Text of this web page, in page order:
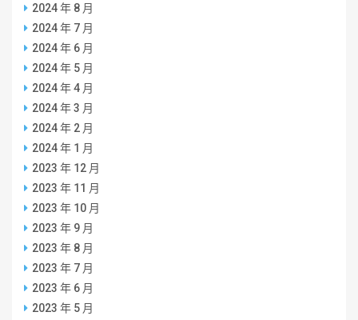
2024 年 8 月
2024 年 7 月
2024 年 6 月
2024 年 5 月
2024 年 4 月
2024 年 3 月
2024 年 2 月
2024 年 1 月
2023 年 12 月
2023 年 11 月
2023 年 10 月
2023 年 9 月
2023 年 8 月
2023 年 7 月
2023 年 6 月
2023 年 5 月